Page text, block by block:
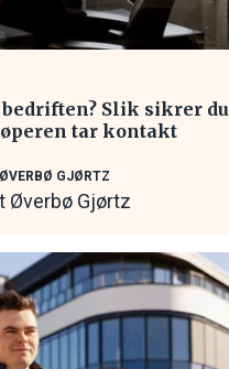
Slik sikrer du
tar kontakt
GJØRTZ
Øverbø Gjørtz